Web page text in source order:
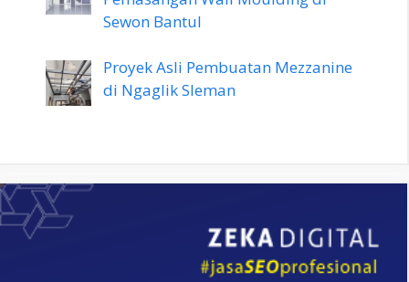
Sewon Bantul
Proyek Asli Pembuatan Mezzanine
di Ngaglik Sleman